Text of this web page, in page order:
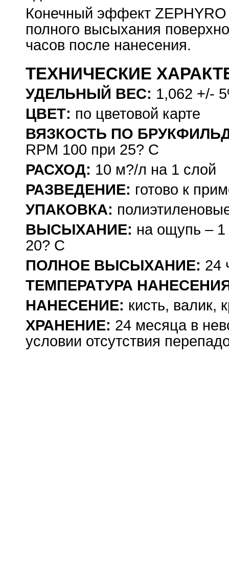
Конечный эффект ZEPHYRO
полного высыхания
часов после нанесения.
ТЕХНИЧЕСКИЕ
УДЕЛЬНЫЙ ВЕС: 1,062 +/-
ЦВЕТ: по цветовой карте
ВЯЗКОСТЬ ПО
RPM 100 при 25? С
РАСХОД: 10 м?/л на 1 слой
РАЗВЕДЕНИЕ: готово к
УПАКОВКА:
ВЫСЫХАНИЕ: на ощупь – 1
20? С
ПОЛНОЕ ВЫСЫХАНИЕ: 24
ТЕМПЕРАТУРА
НАНЕСЕНИЕ: кисть, валик,
ХРАНЕНИЕ: 24 месяца в
условии отсутствия